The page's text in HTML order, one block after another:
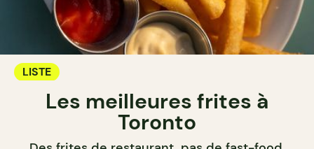
LISTE
Les meilleures frites à
Toronto